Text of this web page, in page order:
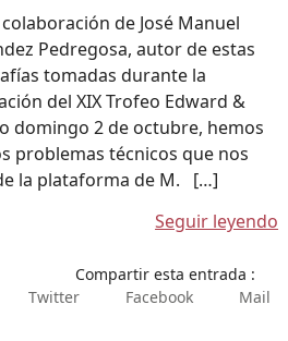
de José Manuel
Pedregosa, autor de estas
tomadas durante la
del XIX Trofeo Edward &
domingo 2 de octubre, hemos
problemas técnicos que nos
la plataforma de M. […]
Seguir leyendo
Compartir esta entrada :
Twitter
Facebook Mail